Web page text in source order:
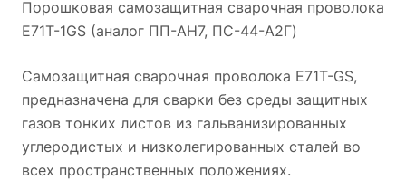
с защитным газом) затруднено. Преимущества
проволоки для полуавтомата
материала позволяют не использовать газы или флюс.
Выпускаемые диаметры - 0,8 мм, 1,0 мм.Размер
Рядная намотка.
Порошковая самозащитная сварочная проволока
E71T-1GS (аналог ПП-АН7, ПС-44-А2Г)
Самозащитная сварочная проволока E71T-GS,
предназначена для сварки без среды защитных
газов тонких листов из гальванизированных
углеродистых и низколегированных сталей во
всех пространственных положениях.